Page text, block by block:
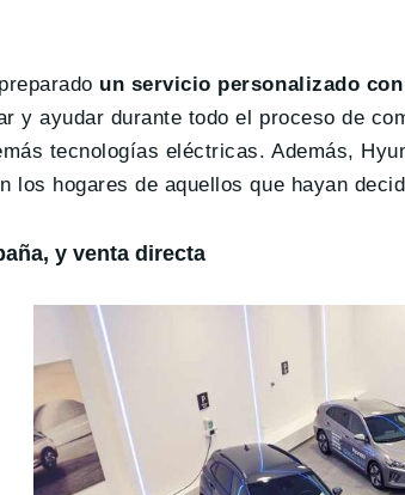
un servicio personalizado
y ayudar durante todo el proceso de
tecnologías eléctricas. Además,
los hogares de aquellos que hayan
y venta directa